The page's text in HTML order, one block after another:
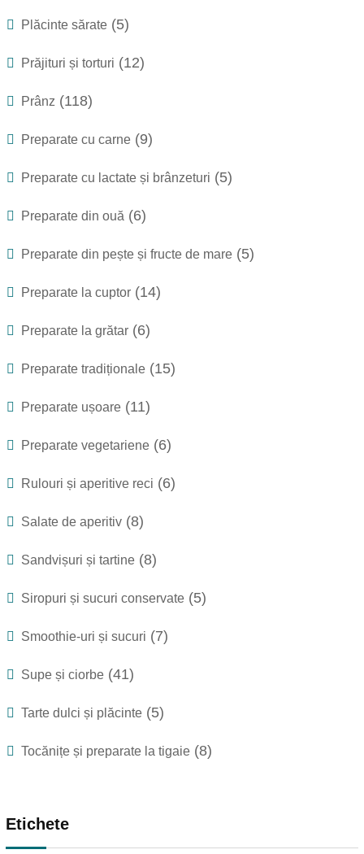
Plăcinte sărate (5)
Prăjituri și torturi (12)
Prânz (118)
Preparate cu carne (9)
Preparate cu lactate și brânzeturi (5)
Preparate din ouă (6)
Preparate din pește și fructe de mare (5)
Preparate la cuptor (14)
Preparate la grătar (6)
Preparate tradiționale (15)
Preparate ușoare (11)
Preparate vegetariene (6)
Rulouri și aperitive reci (6)
Salate de aperitiv (8)
Sandvișuri și tartine (8)
Siropuri și sucuri conservate (5)
Smoothie-uri și sucuri (7)
Supe și ciorbe (41)
Tarte dulci și plăcinte (5)
Tocănițe și preparate la tigaie (8)
Etichete